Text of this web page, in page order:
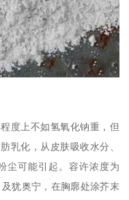
度上不如氢氧化钠重，但
乳化，从皮肤吸收水分、
尘可能引起。容许浓度为
犹奥宁，在胸廓处涂芥末